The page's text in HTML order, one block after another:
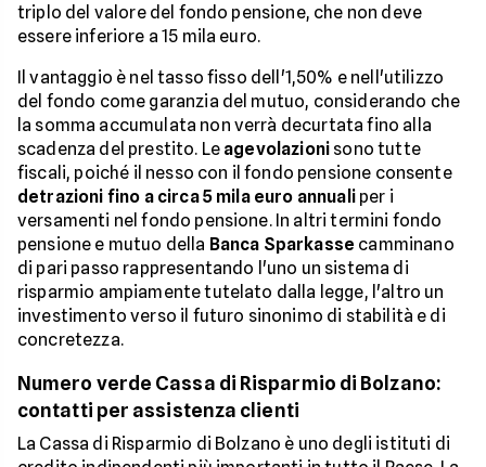
triplo del valore del fondo pensione, che non deve
essere inferiore a 15 mila euro.
Il vantaggio è nel tasso fisso dell'1,50% e nell'utilizzo
del fondo come garanzia del mutuo, considerando che
la somma accumulata non verrà decurtata fino alla
scadenza del prestito. Le agevolazioni sono tutte
fiscali, poiché il nesso con il fondo pensione consente
detrazioni fino a circa 5 mila euro annualiper i
versamenti nel fondo pensione. In altri termini fondo
pensione e mutuo della Banca Sparkasse camminano
di pari passo rappresentando l'uno un sistema di
risparmio ampiamente tutelato dalla legge, l'altro un
investimento verso il futuro sinonimo di stabilità e di
concretezza.
Numero verde Cassa di Risparmio di Bolzano:
contatti per assistenza clienti
La Cassa di Risparmio di Bolzano è uno degli istituti di